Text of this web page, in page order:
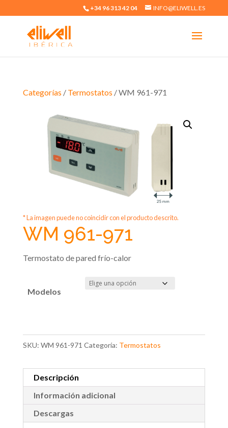
+34 96 313 42 04 INFO@ELIWELL.ES
Categorías / Termostatos / WM 961-971
* La imagen puede no coincidir con el producto descrito.
WM 961-971
Termostato de pared frío-calor
Modelos
SKU: WM 961-971 Categoría: Termostatos
Descripción
Información adicional
Descargas